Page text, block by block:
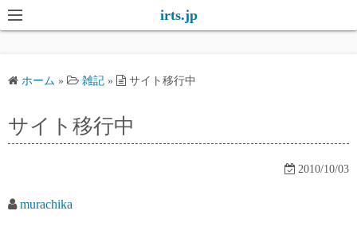
コ
ン
プ
irts.jp
ホーム » 雑記 » サイト移行中
サイト移行中
2010/10/03
murachika